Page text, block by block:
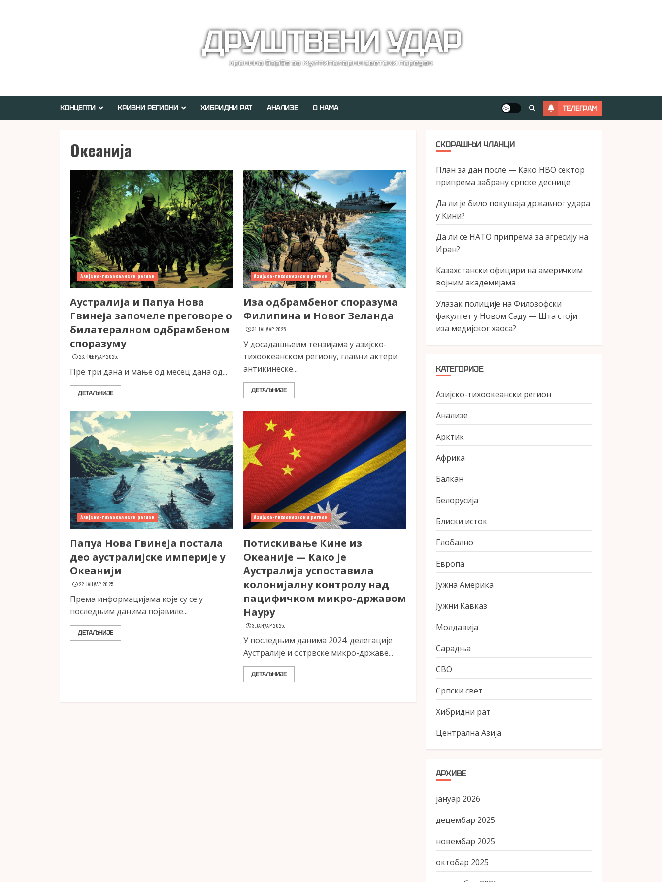
ДРУШТВЕНИ УДАР
хроника борбе за мултиполарни светски поредак
КОНЦЕПТИ КРИЗНИ РЕГИОНИ ХИБРИДНИ РАТ АНАЛИЗЕ О НАМА ТЕЛЕГРАМ
Океанија
Азијско-тихоокеански регион
Аустралија и Папуа Нова
Гвинеја започеле преговоре о
билатералном одбрамбеном
споразуму
23. ФЕБРУАР 2025.
Пре три дана и мање од месец дана од...
ДЕТАЉНИЈЕ
Азијско-тихоокеански регион
Иза одбрамбеног споразума
Филипина и Новог Зеланда
31. ЈАНУАР 2025.
У досадашњеим тензијама у азијско-
тихоокеанском региону, главни актери
антикинеске...
ДЕТАЉНИЈЕ
Азијско-тихоокеански регион
Папуа Нова Гвинеја постала
део аустралијске империје у
Океанији
22. ЈАНУАР 2025.
Према информацијама које су се у
последњим данима појавиле...
ДЕТАЉНИЈЕ
Азијско-тихоокеански регион
Потискивање Кине из
Океаније — Како је
Аустралија успоставила
колонијалну контролу над
пацифичком микро-државом
Науру
3. ЈАНУАР 2025.
У последњим данима 2024. делегације
Аустралије и острвске микро-државе...
ДЕТАЉНИЈЕ
СКОРАШЊИ ЧЛАНЦИ
План за дан после — Како НВО сектор
припрема забрану српске деснице
Да ли је било покушаја државног удара
у Кини?
Да ли се НАТО припрема за агресију на
Иран?
Казахстански официри на америчким
војним академијама
Улазак полиције на Филозофски
факултет у Новом Саду — Шта стоји
иза медијског хаоса?
КАТЕГОРИЈЕ
Азијско-тихоокеански регион
Анализе
Арктик
Африка
Балкан
Белорусија
Блиски исток
Глобално
Европа
Јужна Америка
Јужни Кавказ
Молдавија
Сарадња
СВО
Српски свет
Хибридни рат
Централна Азија
АРХИВЕ
јануар 2026
децембар 2025
новембар 2025
октобар 2025